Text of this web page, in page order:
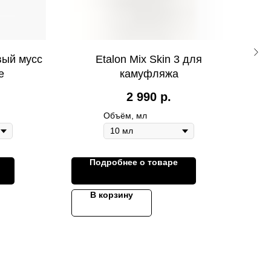
мусс
Etalon Mix Skin 3 для
камуфляжа
2 990 р.
Объём, мл
Подробнее о товаре
В корзину